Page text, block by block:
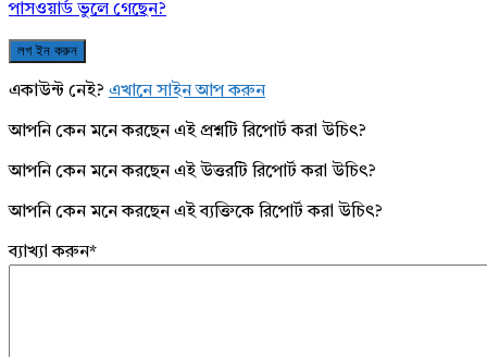
পাসওয়ার্ড ভুলে গেছেন?
একাউন্ট নেই? এখানে সাইন আপ করুন
আপনি কেন মনে করছেন এই প্রশ্নটি রিপোর্ট করা উচিৎ?
আপনি কেন মনে করছেন এই উত্তরটি রিপোর্ট করা উচিৎ?
আপনি কেন মনে করছেন এই ব্যক্তিকে রিপোর্ট করা উচিৎ?
ব্যাখ্যা করুন*